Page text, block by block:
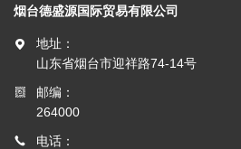
烟台德盛源国际贸易有限公司
地址：
山东省烟台市迎祥路74-14号
邮编：
264000
电话：